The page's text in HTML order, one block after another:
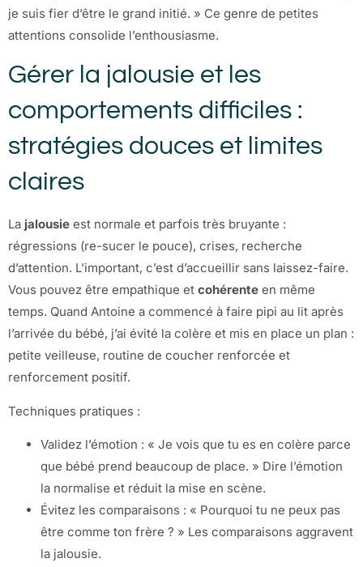
je suis fier d’être le grand initié. » Ce genre de petites
attentions consolide l’enthousiasme.
Gérer la jalousie et les
comportements difficiles :
stratégies douces et limites
claires
La jalousie est normale et parfois très bruyante :
régressions (re-sucer le pouce), crises, recherche
d’attention. L’important, c’est d’accueillir sans laissez-faire.
Vous pouvez être empathique et cohérente en même
temps. Quand Antoine a commencé à faire pipi au lit après
l’arrivée du bébé, j’ai évité la colère et mis en place un plan :
petite veilleuse, routine de coucher renforcée et
renforcement positif.
Techniques pratiques :
Validez l’émotion : « Je vois que tu es en colère parce
que bébé prend beaucoup de place. » Dire l’émotion
la normalise et réduit la mise en scène.
Évitez les comparaisons : « Pourquoi tu ne peux pas
être comme ton frère ? » Les comparaisons aggravent
la jalousie.